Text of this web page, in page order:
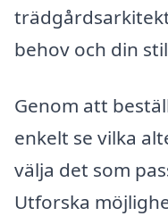
behov och din
Genom att
enkelt se vilka
välja det som
Utforska